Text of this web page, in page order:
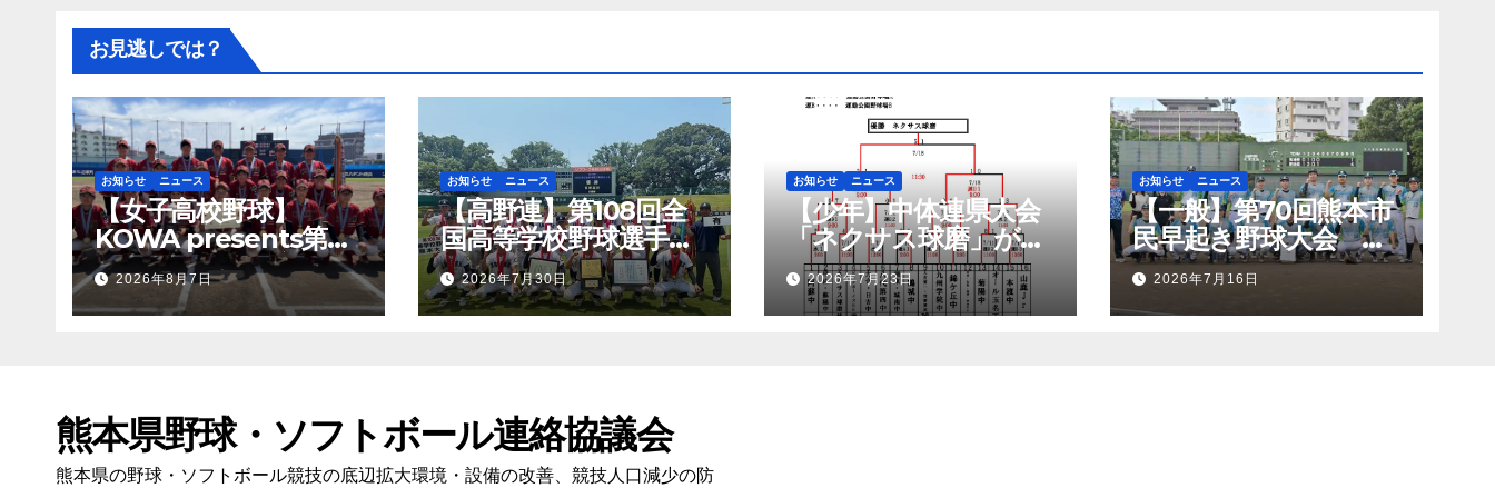
お見逃しでは？
お知らせ ニュース
【女子高校野球】
KOWA presents第１
５回記念：全国高等学
校女子硬式野球ユース
大会開幕
2026年8月7日
お知らせ ニュース
【高野連】第108回全
国高等学校野球選手権
熊本大会 創部30年有
明高校悲願の初優勝
2026年7月30日
お知らせ ニュース
【少年】中体連県大会
「ネクサス球磨」が優
勝！錦ケ丘中学校が準
優勝！九州大会へ
2026年7月23日
お知らせ ニュース
【一般】第70回熊本市
民早起き野球大会 肥
後銀行がチャンピオン
シップ初優勝
2026年7月16日
熊本県野球・ソフトボール連絡協議会
熊本県の野球・ソフトボール競技の底辺拡大環境・設備の改善、競技人口減少の防